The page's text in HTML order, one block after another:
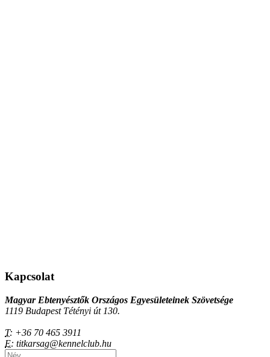
Kapcsolat
Magyar Ebtenyésztők Országos Egyesületeinek Szövetsége
1119 Budapest Tétényi út 130.
T: +36 70 465 3911
E: titkarsag@kennelclub.hu